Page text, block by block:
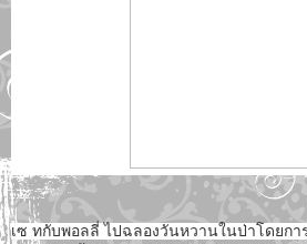
เซ ทกับพอลลี่ ไปฉลองวันหวานในป่าโดยกา